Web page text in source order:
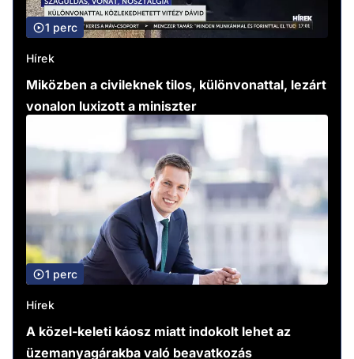
1 perc
Hírek
Miközben a civileknek tilos, különvonattal, lezárt
vonalon luxizott a miniszter
1 perc
Hírek
A közel-keleti káosz miatt indokolt lehet az
üzemanyagárakba való beavatkozás